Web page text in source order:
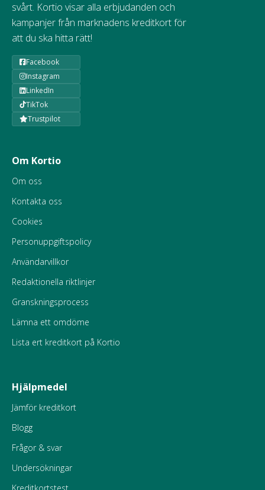
svårt. Kortio visar alla erbjudanden och
kampanjer från marknadens kreditkort för
att du ska hitta rätt!
Facebook
Instagram
LinkedIn
TikTok
Trustpilot
Om Kortio
Om oss
Kontakta oss
Cookies
Personuppgiftspolicy
Användarvillkor
Redaktionella riktlinjer
Granskningsprocess
Lämna ett omdöme
Lista ert kreditkort på Kortio
Hjälpmedel
Jämför kreditkort
Blogg
Frågor & svar
Undersökningar